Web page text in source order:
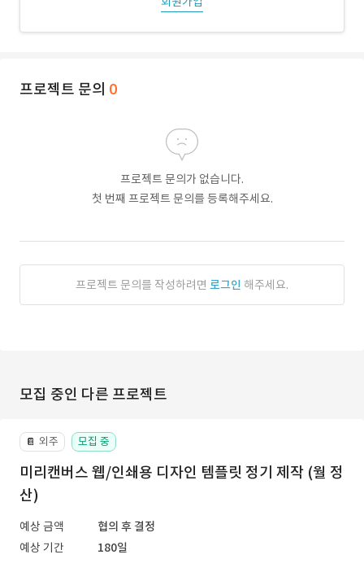
프로젝트 문의 0
프로젝트 문의가 없습니다.
첫 번째 프로젝트 문의를 등록해주세요.
프로젝트 문의를 작성하려면 로그인 해주세요.
모집 중인 다른 프로젝트
📔 외주 모집 중
미리캔버스 웹/인쇄용 디자인 템플릿 정기 제작 (월 정
산)
예상 금액
협의 후 결정
예상 기간
180일